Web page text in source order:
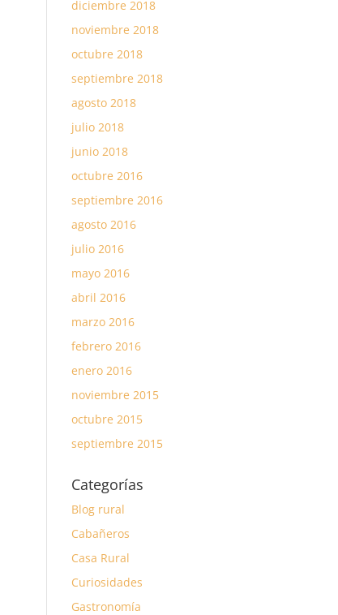
diciembre 2018
noviembre 2018
octubre 2018
septiembre 2018
agosto 2018
julio 2018
junio 2018
octubre 2016
septiembre 2016
agosto 2016
julio 2016
mayo 2016
abril 2016
marzo 2016
febrero 2016
enero 2016
noviembre 2015
octubre 2015
septiembre 2015
Categorías
Blog rural
Cabañeros
Casa Rural
Curiosidades
Gastronomía